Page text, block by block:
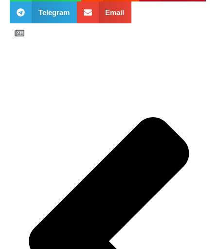
Telegram Email